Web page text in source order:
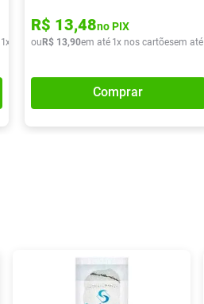
1x de R$ 15,40
R$ 13,48no PIX
ou R$ 13,90em até 1x nos cartõesem até
Comprar